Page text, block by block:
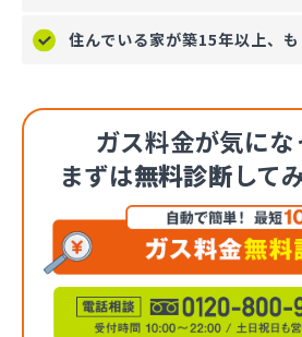
住んでいる家が築15年以上、
ガス料金が気にな
まずは無料診断して